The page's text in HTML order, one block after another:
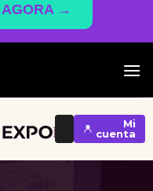
AGORA →
Mi
cuenta